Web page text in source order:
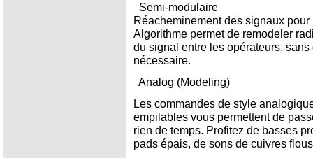
Semi-modulaire
Réacheminement des signaux
Algorithme permet de remodeler
du signal entre les opérateurs,
nécessaire.
Analog (Modeling)
Les commandes de style
empilables vous permettent de
rien de temps. Profitez de basses
pads épais, de sons de cuivres